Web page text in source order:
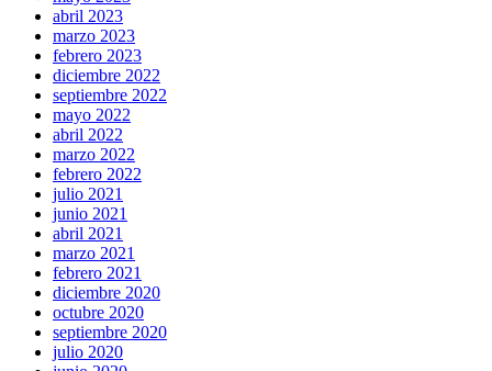
abril 2023
marzo 2023
febrero 2023
diciembre 2022
septiembre 2022
mayo 2022
abril 2022
marzo 2022
febrero 2022
julio 2021
junio 2021
abril 2021
marzo 2021
febrero 2021
diciembre 2020
octubre 2020
septiembre 2020
julio 2020